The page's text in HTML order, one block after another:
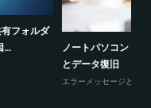
パソコン「発火事故」の原因
メッセージと障害